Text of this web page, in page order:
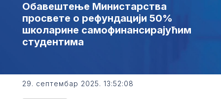
Обавештење Министарства
просвете o рефундацији 50%
школарине самофинансирајућим
студентима
29. септембар 2025. 13:52:08